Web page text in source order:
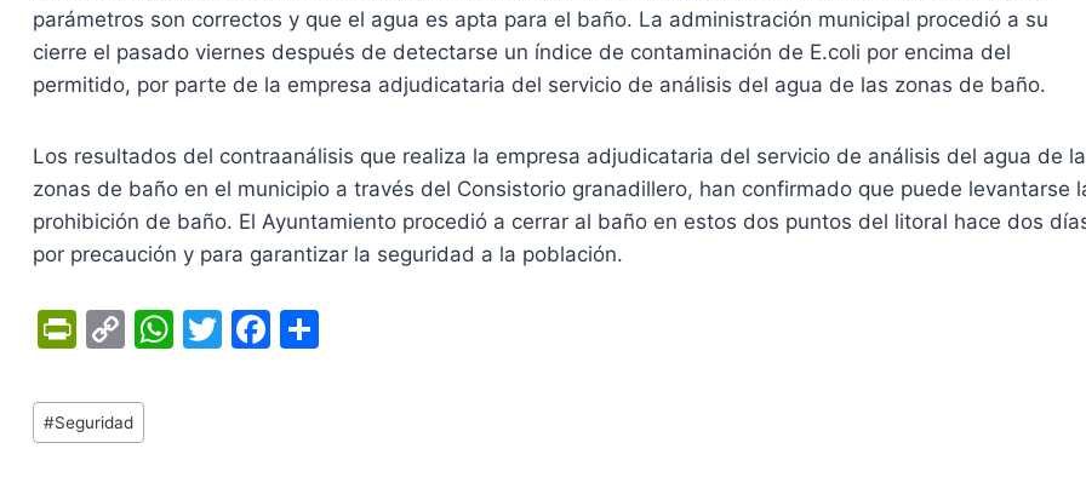
parámetros son correctos y que el agua es apta para el baño. La administración municipal procedió a su
cierre el pasado viernes después de detectarse un índice de contaminación de E.coli por encima del
permitido, por parte de la empresa adjudicataria del servicio de análisis del agua de las zonas de baño.
Los resultados del contraanálisis que realiza la empresa adjudicataria del servicio de análisis del agua de
zonas de baño en el municipio a través del Consistorio granadillero, han confirmado que puede levantarse
prohibición de baño. El Ayuntamiento procedió a cerrar al baño en estos dos puntos del litoral hace dos
por precaución y para garantizar la seguridad a la población.
Pr
tF
ri
C
p
y
W T
F
Tags
de
#Seguridad